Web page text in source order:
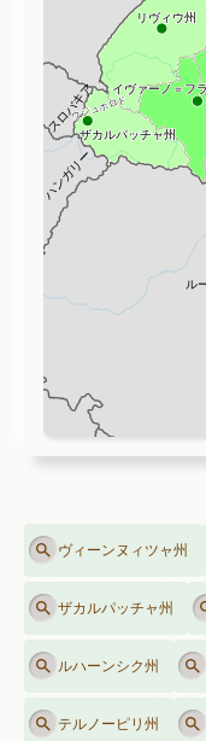
ヴィーンヌィツャ州
ザカルパッチャ州
ルハーンシク州
テルノーピリ州